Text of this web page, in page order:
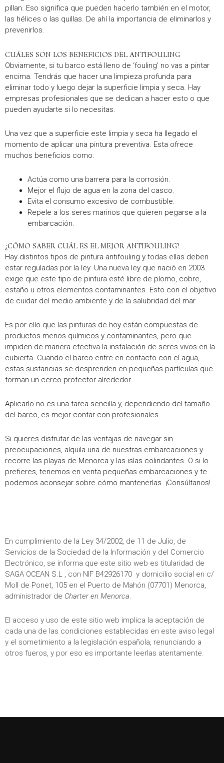
pillan. Eso significa que pueden hacerlo también en el motor,
las hélices o las quillas. De ahí la importancia de eliminarlos y
prevenirlos.
CUÁLES SON LOS BENEFICIOS DEL ANTIFOULING
Obviamente, si tu barco está lleno de ‘fouling’ no vas a pintar
encima. Tendrás que hacer una limpieza profunda para
eliminar todo y luego dejar la superficie limpia y seca. Hay
empresas profesionales que se dedican a hacer esto o que
pueden ayudarte si lo necesitas.
Una vez que a superficie este limpia y seca ha llegado el
momento de aplicar una pintura preventiva. Esta ofrece
muchos beneficios como:
Actúa como una barrera para la corrosión.
Mejor el flujo de agua en la zona del casco.
Evita el consumo excesivo de combustible.
Repele a los seres marinos que quieren pegarse a la
embarcación.
¿CÓMO SABER CUÁL ES EL MEJOR ANTIFOULING?
Hay distintos tipos de pintura antifouling y todas ellas deben
estar reguladas por la ley. Una nueva ley que nació en 2003
exige que este tipo de pintura esté libre de plomo, cobre,
estaño u otros elementos contaminantes. Esto con el objetivo
de cuidar del medio ambiente y de la salubridad del mar.
Es por ello que las pinturas de hoy están compuestas de
productos menos químicos y contaminantes, pero que
impiden de manera efectiva la instalación de seres vivos en la
cubierta. Cuando el barco entre en contacto con el agua,
estas sustancias se desprenden en pequeñas partículas que
forman un cerco protector alrededor.
Aplicarlo no es una tarea sencilla y, dependiendo del tamaño
del barco, es mejor contar con profesionales.
Si quieres disfrutar de las ventajas de navegar sin
preocupaciones, alquila una de nuestras embarcaciones y
recorre las playas de Menorca y las islas colindantes. O si lo
prefieres, tenemos en venta pequeñas embarcaciones y te
podemos aconsejar sobre cómo mantenerlas. ¡Consúltanos!
En cumplimiento de la Ley 34/2002, de 11 de Julio, de
Servicios de la Sociedad de la Información y del Comercio
Electrónico, se informa que este sitio web es titularidad de
SAGA OCEAN S.L , con NIF B42926170 y domicilio social en c/
Moll de Ponet, 105 en el Puerto de Mahón (07701) Menorca,
administrador de Charter en Menorca.
El acceso y uso de este sitio web implica la aceptación de
cada una de las condiciones establecidas en este aviso legal
y el sometimiento a la legislación española, renunciando a
otros fueros, y por eso es importante leerlas atentamente.